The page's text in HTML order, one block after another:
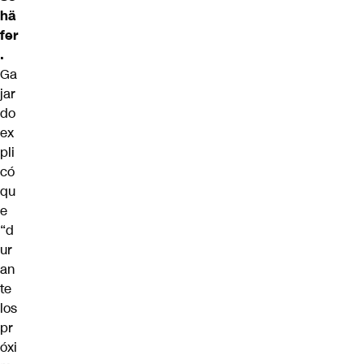
hä
fer
.
Ga
jar
do
ex
pli
có
qu
e
“d
ur
an
te
los
pr
óxi